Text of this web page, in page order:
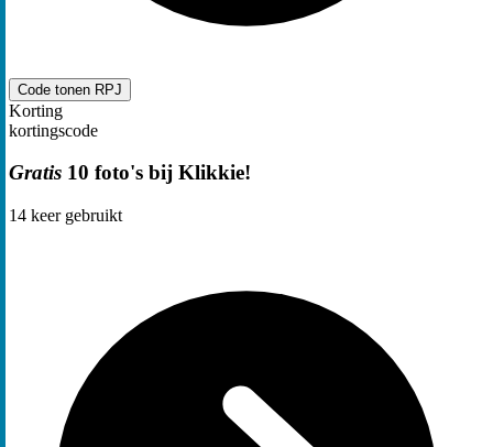
Code tonen RPJ
Korting
kortingscode
Gratis 10 foto's bij Klikkie!
14 keer gebruikt